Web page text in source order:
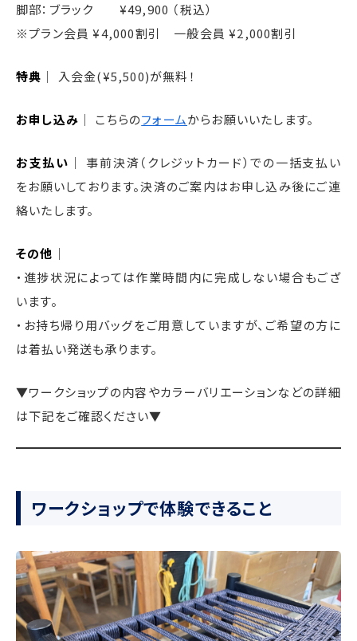
脚部：ブラック ¥49,900 （税込）
※プラン会員 ¥4,000割引 一般会員 ¥2,000割引
特典 ｜ 入会金(¥5,500)が無料！
お申し込み ｜ こちらのフォームからお願いいたします。
お支払い ｜ 事前決済（クレジットカード）での一括支払い
をお願いしております。決済のご案内はお申し込み後にご連
絡いたします。
その他 ｜
・進捗状況によっては作業時間内に完成しない場合もござ
います。
・お持ち帰り用バッグをご用意していますが、ご希望の方に
は着払い発送も承ります。
▼ワークショップの内容やカラーバリエーションなどの詳細
は下記をご確認ください▼
ワークショップで体験できること